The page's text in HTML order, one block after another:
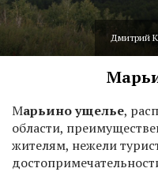
Дмитрий
Марьино ущелье,
области,
жителям, нежели